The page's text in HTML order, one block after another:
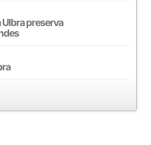
preserva